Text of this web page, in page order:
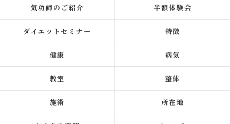
気功師のご紹介 半額体験会
ダイエットセミナー 特徴
健康 病気
教室 整体
施術 所在地